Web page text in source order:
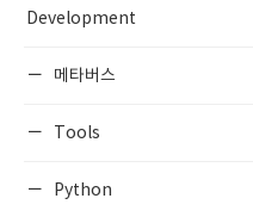
Development
메타버스
Tools
Python